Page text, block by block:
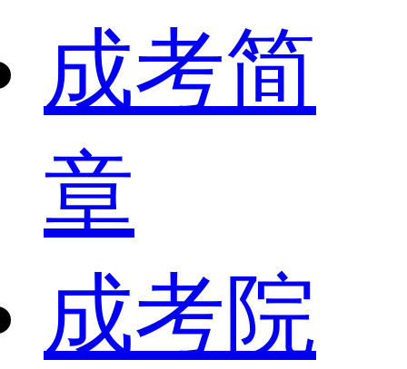
成考简
章
成考院